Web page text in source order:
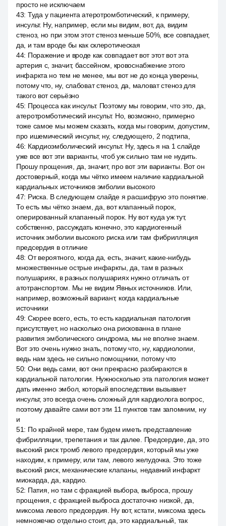
просто не исключаем
43: Туда у пациента атеротромботический, к примеру,
инсульт. Ну, например, если мы видим, вот, да, видим
стеноз, но при этом этот стеноз меньше 50%, все совпадает,
да, и там вроде бы как склеротическая
44: Поражение и вроде как совпадает вот этот вот эта
артерия с, значит, бассейном, кровоснабжение этого
инфаркта но тем не менее, мы вот не до конца уверены,
потому что, ну, слабоват стеноз, да, маловат стеноз для
такого вот серьёзно
45: Процесса как инсульт. Поэтому мы говорим, что это, да,
атеротромботический инсульт. Но, возможно, примерно
тоже самое мы можем сказать, когда мы говорим, допустим,
про ишемический инсульт, ну, следующего, 2 подтипа,
46: Кардиоэмболический инсульт. Ну, здесь я на 1 слайде
уже все вот эти варианты, чтоб уж сильно там не нудить.
Прошу прощения, да, значит, про вот эти варианты. Вот он
достоверный, когда мы чётко имеем наличие кардиальной
кардиальных источников эмболии высокого
47: Риска. В следующем слайде я расшифрую это понятие.
То есть мы чётко знаем, да, вот клапанный порок,
оперированный клапанный порок. Ну вот куда уж тут,
собственно, рассуждать конечно, это кардиогенный
источник эмболии высокого риска или там фибрилляция
предсердия в отличие
48: От вероятного, когда да, есть, значит, какие-нибудь
множественные острые инфаркты, да, там в разных
полушариях, в разных полушариях нужно отличать от
атотранспортом. Мы не видим Явных источников. Или,
например, возможный вариант, когда кардиальные
источники
49: Скорее всего, есть, то есть кардиальная патология
присутствует, но насколько она рискованна в плане
развития эмболического синдрома, мы не вполне знаем.
Вот это очень нужно знать, потому что, ну, кардиологии,
ведь нам здесь не сильно помощники, потому что
50: Они ведь сами, вот они прекрасно разбираются в
кардиальной патологии. Нужносколько эта патология может
дать именно эмбол, который впоследствии вызывает
инсульт, это всегда очень сложный для кардиолога вопрос,
поэтому давайте сами вот эти 11 пунктов там запомним, ну
и
51: По крайней мере, там будем иметь представление
фибрилляции, трепетания и так далее. Предсердие, да, это
высокий риск тромб левого предсердия, который мы уже
находим, к примеру, или там, левого желудочка. Это тоже
высокий риск, механические клапаны, недавний инфаркт
миокарда, да, кардио.
52: Патия, но там с фракцией выбора, выброса, прошу
прощения, с фракцией выброса достаточно низкой, да,
миксома левого предсердия. Ну вот, кстати, миксома здесь
немножечко отдельно стоит, да, это кардиальный, так